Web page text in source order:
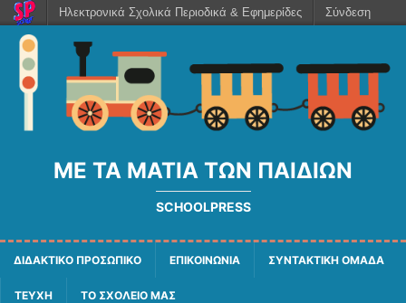
ΜΕ ΤΑ ΜΆΤΙΑ ΤΩΝ ΠΑΙΔΙΏΝ
SCHOOLPRESS
ΔΙΔΑΚΤΙΚΟ ΠΡΟΣΩΠΙΚΟ ΕΠΙΚΟΙΝΩΝΙΑ ΣΥΝΤΑΚΤΙΚΗ ΟΜΑΔΑ
ΤΕΥΧΗ ΤΟ ΣΧΟΛΕΙΟ ΜΑΣ
Ηλεκτρονικά Σχολικά Περιοδικά & Εφημερίδες Σύνδεση